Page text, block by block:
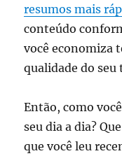
resumos mais
conteúdo
você economiza
qualidade do seu
Então, como
seu dia a dia?
que você leu